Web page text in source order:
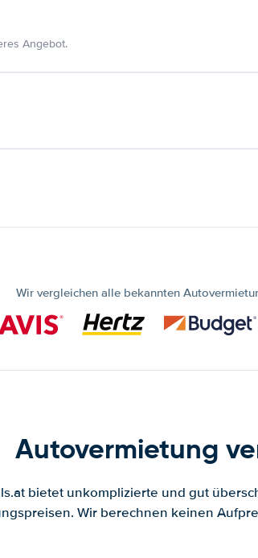
Angebot.
Wir vergleichen alle bekannten
Autovermietung
bietet unkomplizierte und gut
Wir berechnen keinen